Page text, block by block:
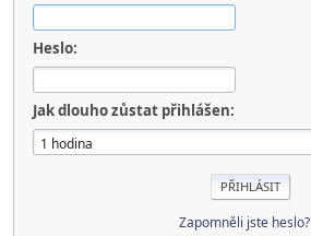
Heslo:
Jak dlouho zůstat přihlášen:
Zapomněli jste heslo?